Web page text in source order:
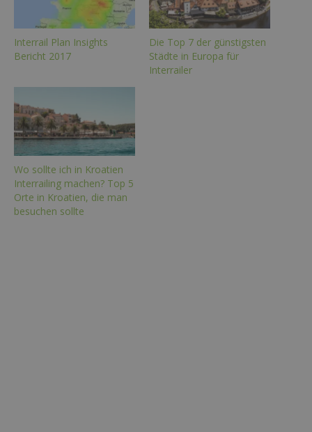
Interrail Plan Insights
Bericht 2017
Die Top 7 der günstigsten
Städte in Europa für
Interrailer
Wo sollte ich in Kroatien
Interrailing machen? Top 5
Orte in Kroatien, die man
besuchen sollte